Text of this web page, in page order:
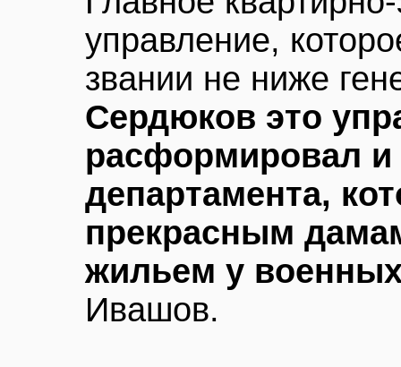
управление,
звании не ниже
Сердюков это
расформировал и
департамента,
прекрасным
жильем у
Ивашов.